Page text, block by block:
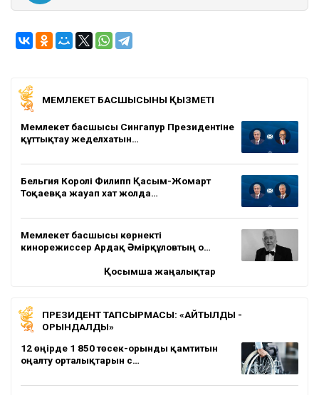
МЕМЛЕКЕТ БАСШЫСЫНЫҢ ҚЫЗМЕТІ
Мемлекет басшысы Сингапур Президентіне
құттықтау жеделхатын…
Бельгия Королі Филипп Қасым-Жомарт
Тоқаевқа жауап хат жолда…
Мемлекет басшысы көрнекті
кинорежиссер Ардақ Әмірқұловтың о…
Қосымша жаңалықтар
ПРЕЗИДЕНТ ТАПСЫРМАСЫ: «АЙТЫЛДЫ -
ОРЫНДАЛДЫ»
12 өңірде 1 850 төсек-орынды қамтитын
оңалту орталықтарын с…